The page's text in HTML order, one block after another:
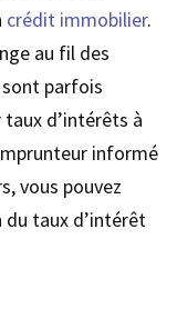
crédit immobilier.
au fil des
sont parfois
d’intérêts à
informé
vous pouvez
du taux d’intérêt